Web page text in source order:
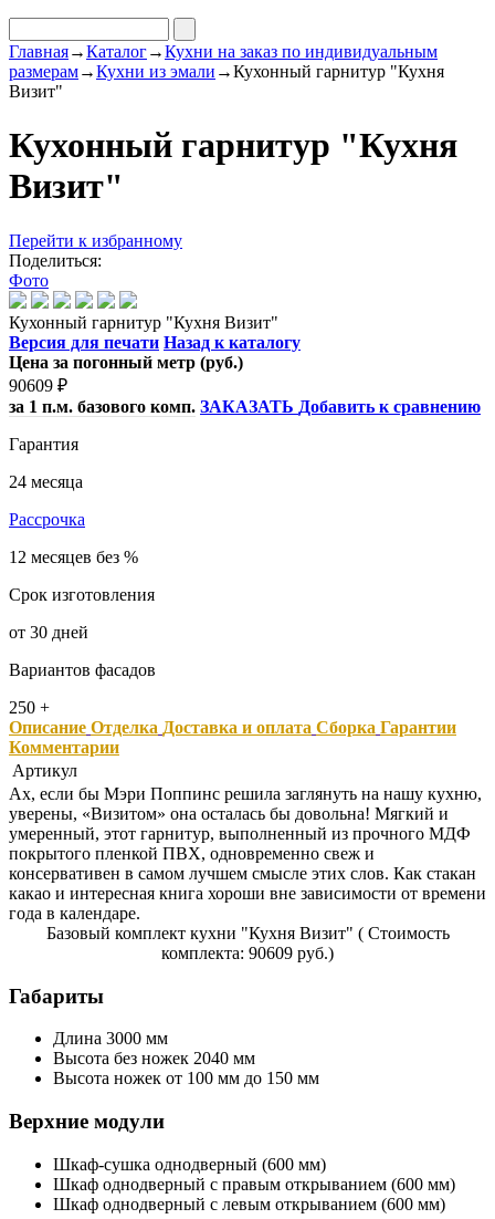
Главная→Каталог→Кухни на заказ по индивидуальным
размерам→Кухни из эмали →Кухонный гарнитур "Кухня
Визит"
Кухонный гарнитур "Кухня
Визит"
Перейти к избранному
Поделиться:
Фото
Кухонный гарнитур "Кухня Визит"
Версия для печати Назад к каталогу
Цена за погонный метр (руб.)
90609 ₽
за 1 п.м. базового комп. ЗАКАЗАТЬ Добавить к сравнению
Гарантия
24 месяца
Рассрочка
12 месяцев без %
Срок изготовления
от 30 дней
Вариантов фасадов
250 +
Описание Отделка Доставка и оплата Сборка Гарантии
Комментарии
Артикул
Ах, если бы Мэри Поппинс решила заглянуть на нашу кухню,
уверены, «Визитом» она осталась бы довольна! Мягкий и
умеренный, этот гарнитур, выполненный из прочного МДФ
покрытого пленкой ПВХ, одновременно свеж и
консервативен в самом лучшем смысле этих слов. Как стакан
какао и интересная книга хороши вне зависимости от времени
года в календаре.
Базовый комплект кухни "Кухня Визит" ( Стоимость
комплекта: 90609 руб.)
Габариты
Длина 3000 мм
Высота без ножек 2040 мм
Высота ножек от 100 мм до 150 мм
Верхние модули
Шкаф-сушка однодверный (600 мм)
Шкаф однодверный с правым открыванием (600 мм)
Шкаф однодверный с левым открыванием (600 мм)